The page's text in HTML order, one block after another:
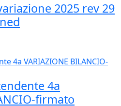
2025 rev 29
4a
firmato